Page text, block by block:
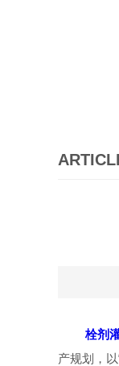
栓剂
产规划，